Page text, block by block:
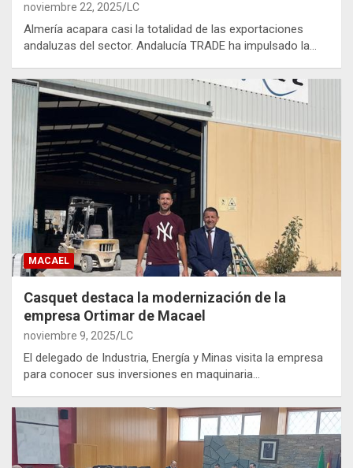
noviembre 22, 2025 LC
Almería acapara casi la totalidad de las exportaciones
andaluzas del sector. Andalucía TRADE ha impulsado la…
MACAEL
Casquet destaca la modernización de la
empresa Ortimar de Macael
noviembre 9, 2025 LC
El delegado de Industria, Energía y Minas visita la empresa
para conocer sus inversiones en maquinaria…